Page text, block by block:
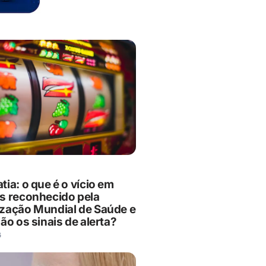
o que é o vício em
reconhecido pela
Mundial de Saúde e
os sinais de alerta?